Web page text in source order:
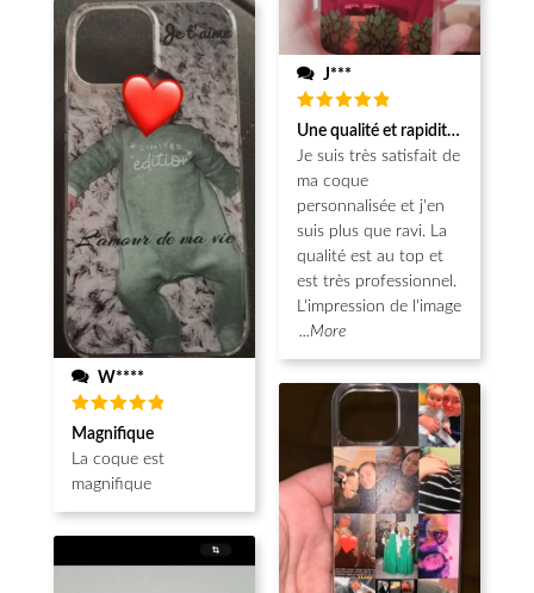
W****
Note5
sur 5
Magnifique
La coque est
magnifique
J***
Note5
sur 5
Une qualité et rapidité au top!
Je suis très satisfait de
ma coque
personnalisée et j'en
suis plus que ravi. La
qualité est au top et
est très professionnel.
L'impression de l'image
...More